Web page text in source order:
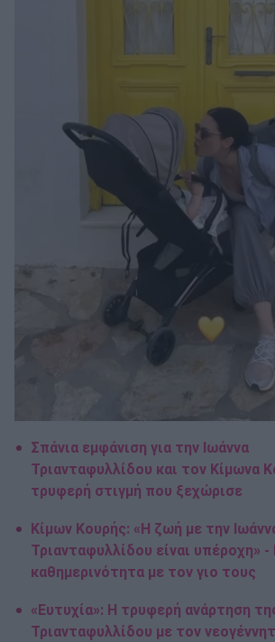
Σπάνια εμφάνιση για την Ιωάννα
Τριανταφυλλίδου και τον Κίμωνα
τρυφερή στιγμή που ξεχώρισε
Κίμων Κουρής: «Η ζωή με την
Τριανταφυλλίδου είναι υπέροχη» -
καθημερινότητα με τον γιο τους
«Ευτυχία»: Η τρυφερή ανάρτηση
Τριανταφυλλίδου με τον